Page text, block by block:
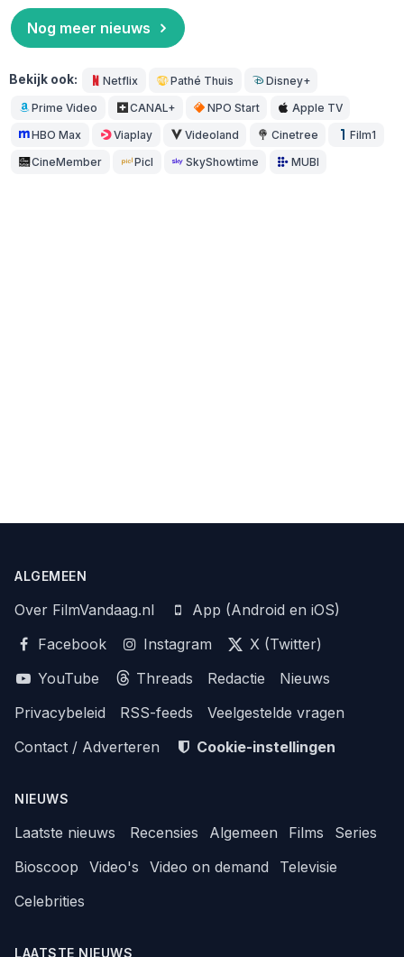
Nog meer nieuws
Bekijk ook: Netflix Pathé Thuis Disney+
Prime Video CANAL+ NPO Start Apple TV
HBO Max Viaplay Videoland Cinetree Film1
CineMember Picl SkyShowtime MUBI
ALGEMEEN
Over FilmVandaag.nl
App (Android en iOS)
Facebook
Instagram
X (Twitter)
YouTube
Threads Redactie
Nieuws
Privacybeleid
RSS-feeds
Veelgestelde vragen
Contact / Adverteren
Cookie-instellingen
NIEUWS
Laatste nieuws Recensies Algemeen Films
Series
Bioscoop
Video's Video on demand
Televisie
Celebrities
LAATSTE NIEUWS